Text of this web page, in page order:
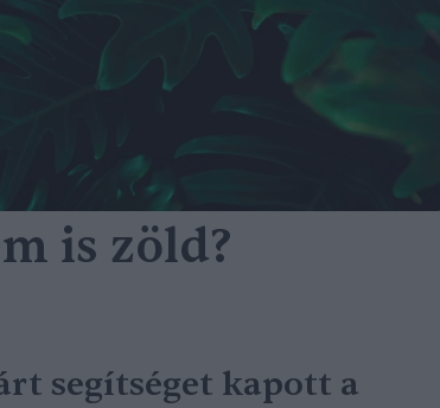
is zöld?
segítséget kapott a